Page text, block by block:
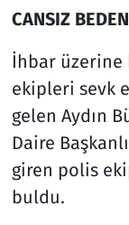
CANSIZ
İhbar üzerine
ekipleri sevk
gelen Aydın
Daire
giren polis
buldu.